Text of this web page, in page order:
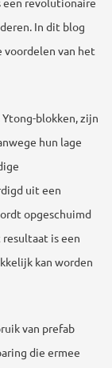
In dit blog
voordelen van het
blokken, zijn
hun lage
uit een
opgeschuimd
is een
kan worden
van prefab
die ermee